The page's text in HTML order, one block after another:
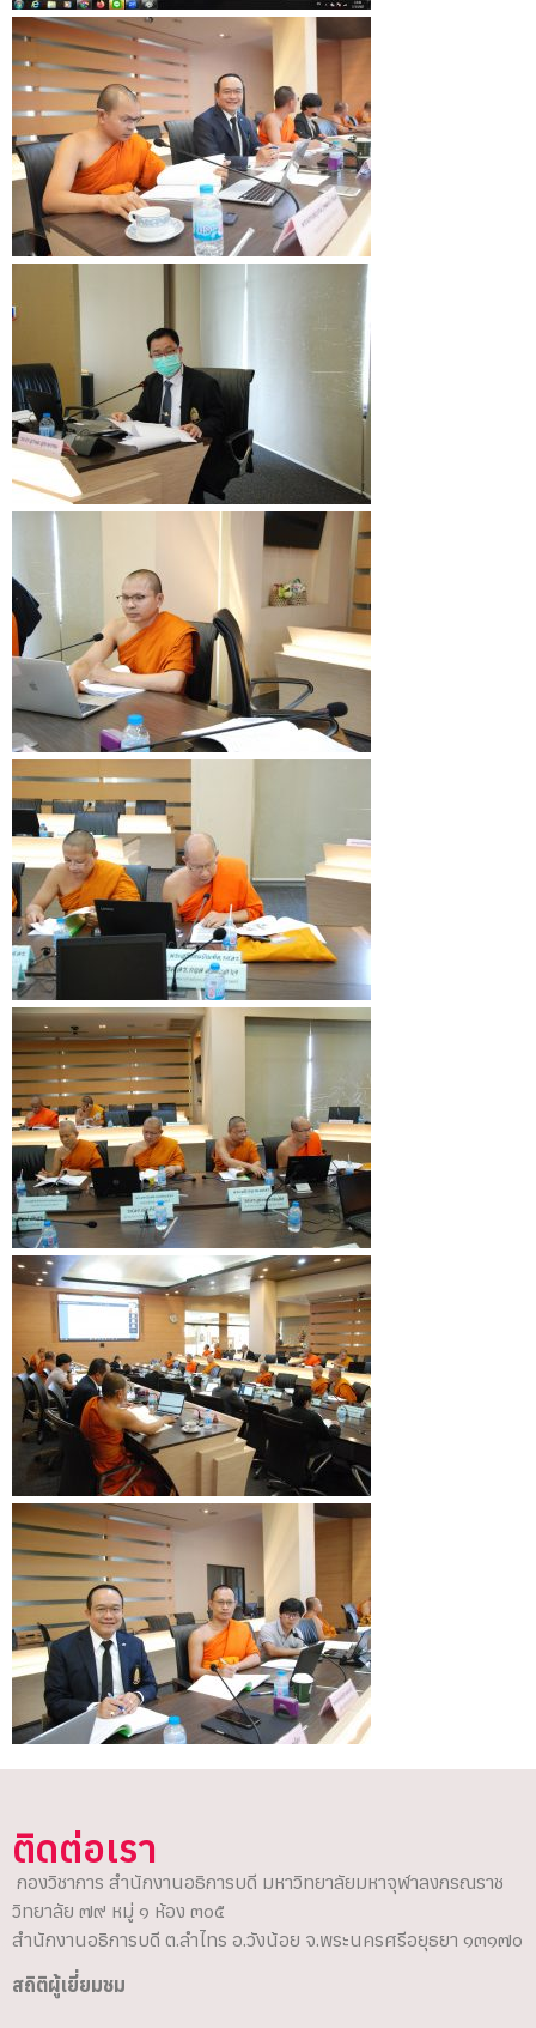
ติดต่อเรา
กองวิชาการ สำนักงานอธิการบดี มหาวิทยาลัยมหาจุฬาลงกรณราช
วิทยาลัย ๗๙ หมู่ ๑ ห้อง ๓๐๕
สำนักงานอธิการบดี ต.ลำไทร อ.วังน้อย จ.พระนครศรีอยุธยา ๑๓๑๗๐
สถิติผู้เยี่ยมชม